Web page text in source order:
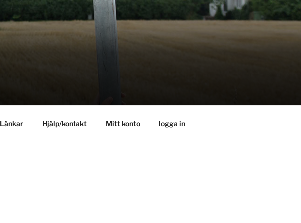
Länkar Hjälp/kontakt Mitt konto logga in